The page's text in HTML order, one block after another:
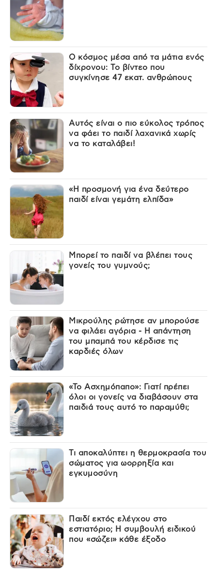
Ο κόσμος μέσα από τα μάτια ενός
δίχρονου: Το βίντεο που
συγκίνησε 47 εκατ. ανθρώπους
Αυτός είναι ο πιο εύκολος τρόπος
να φάει το παιδί λαχανικά χωρίς
να το καταλάβει!
«Η προσμονή για ένα δεύτερο
παιδί είναι γεμάτη ελπίδα»
Μπορεί το παιδί να βλέπει τους
γονείς του γυμνούς;
Μικρούλης ρώτησε αν μπορούσε
να φιλάει αγόρια - Η απάντηση
του μπαμπά του κέρδισε τις
καρδιές όλων
«Το Ασχημόπαπο»: Γιατί πρέπει
όλοι οι γονείς να διαβάσουν στα
παιδιά τους αυτό το παραμύθι;
Τι αποκαλύπτει η θερμοκρασία του
σώματος για ωορρηξία και
εγκυμοσύνη
Παιδί εκτός ελέγχου στο
εστιατόριο; Η συμβουλή ειδικού
που «σώζει» κάθε έξοδο